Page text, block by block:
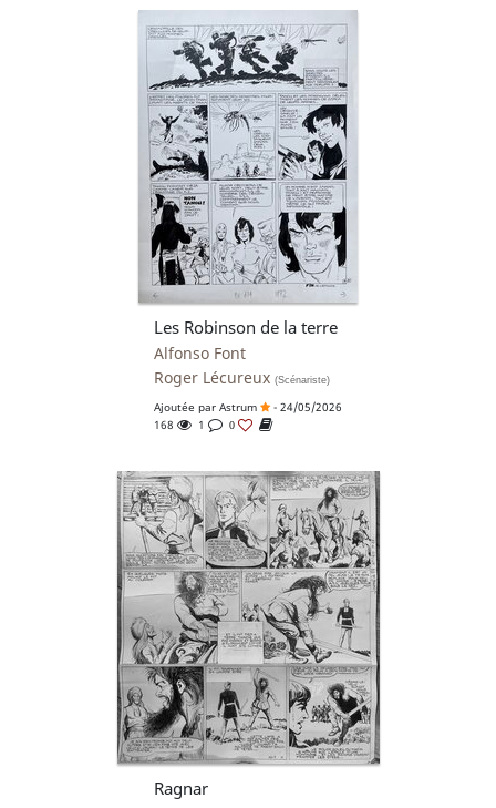
Les Robinson de la terre
Alfonso Font
Roger Lécureux (Scénariste)
Ajoutée par Astrum
- 24/05/2026
168
1 0
Ragnar